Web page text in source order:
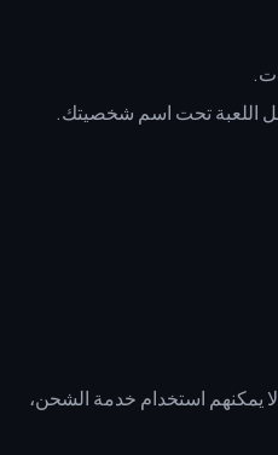
ابحث دائماً عن أكواد خصم buffget لتعظيم القيمة. لاحظ أن مستخدمي PlayStation لا يمكنهم استخدام خدمة الشحن،